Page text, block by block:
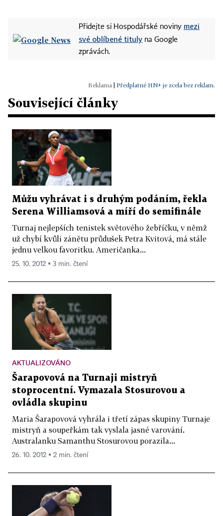
Přidejte si Hospodářské noviny mezi
své oblíbené tituly na Google
zprávách.
Předplatné HN+ je zcela bez reklam.
Související články
Můžu vyhrávat i s druhým podáním, řekla
Serena Williamsová a míří do semifinále
Turnaj nejlepších tenistek světového žebříčku, v němž
už chybí kvůli zánětu průdušek Petra Kvitová, má stále
jednu velkou favoritku. Američanka...
25. 10. 2012 ▪ 3 min. čtení
AKTUALIZOVÁNO
Šarapovová na Turnaji mistryň
stoprocentní. Vymazala Stosurovou a
ovládla skupinu
Maria Šarapovová vyhrála i třetí zápas skupiny Turnaje
mistryň a soupeřkám tak vyslala jasné varování.
Australanku Samanthu Stosurovou porazila...
26. 10. 2012 ▪ 2 min. čtení